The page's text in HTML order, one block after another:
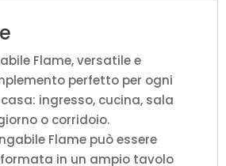
Flame, versatile e
perfetto per ogni
ingresso, cucina, sala
o corridoio.
Flame può essere
in un ampio tavolo